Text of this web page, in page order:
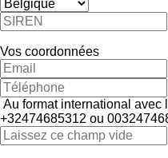
Vos coordonnées
Au format international avec
+32474685312 ou